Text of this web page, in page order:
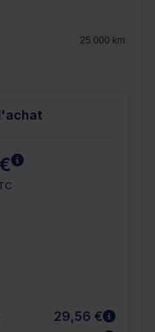
25 000 km
En savoir plus
29,56 €
En